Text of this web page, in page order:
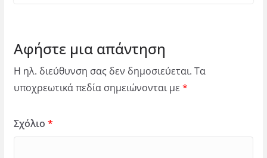
Αφήστε μια απάντηση
Η ηλ. διεύθυνση σας δεν δημοσιεύεται. Τα
υποχρεωτικά πεδία σημειώνονται με *
Σχόλιο *